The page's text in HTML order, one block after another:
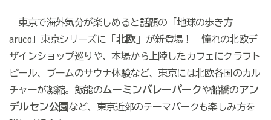
東京で海外気分が楽しめると話題の「地球の歩き方
aruco」東京シリーズに 「北欧」
が新登場！ 憧れの北欧デ
ザインショップ巡りや、本場から上陸したカフェにクラフト
ビール、ブームのサウナ体験など、東京には北欧各国のカル
チャーが凝縮。飯能のムーミンバレーパークや船橋のアン
デルセン公園など、東京近郊のテーマパークも楽しみ方を